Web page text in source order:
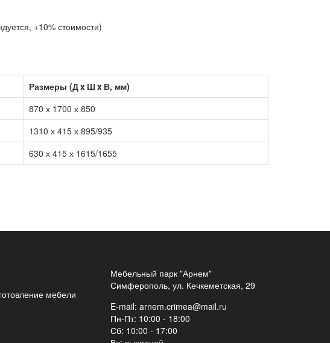
+10% стоимости)
Размеры (Д x Ш x В, мм)
870 х 1700 х 850
1310 х 415 х 895/935
630 х 415 х 1615/1655
мебели
Мебельный парк "Арнем"
Симферополь, ул. Кечкеметская, 29
E-mail: arnem.crimea@mail.ru
Пн-Пт: 10:00 - 18:00
Сб: 10:00 - 17:00